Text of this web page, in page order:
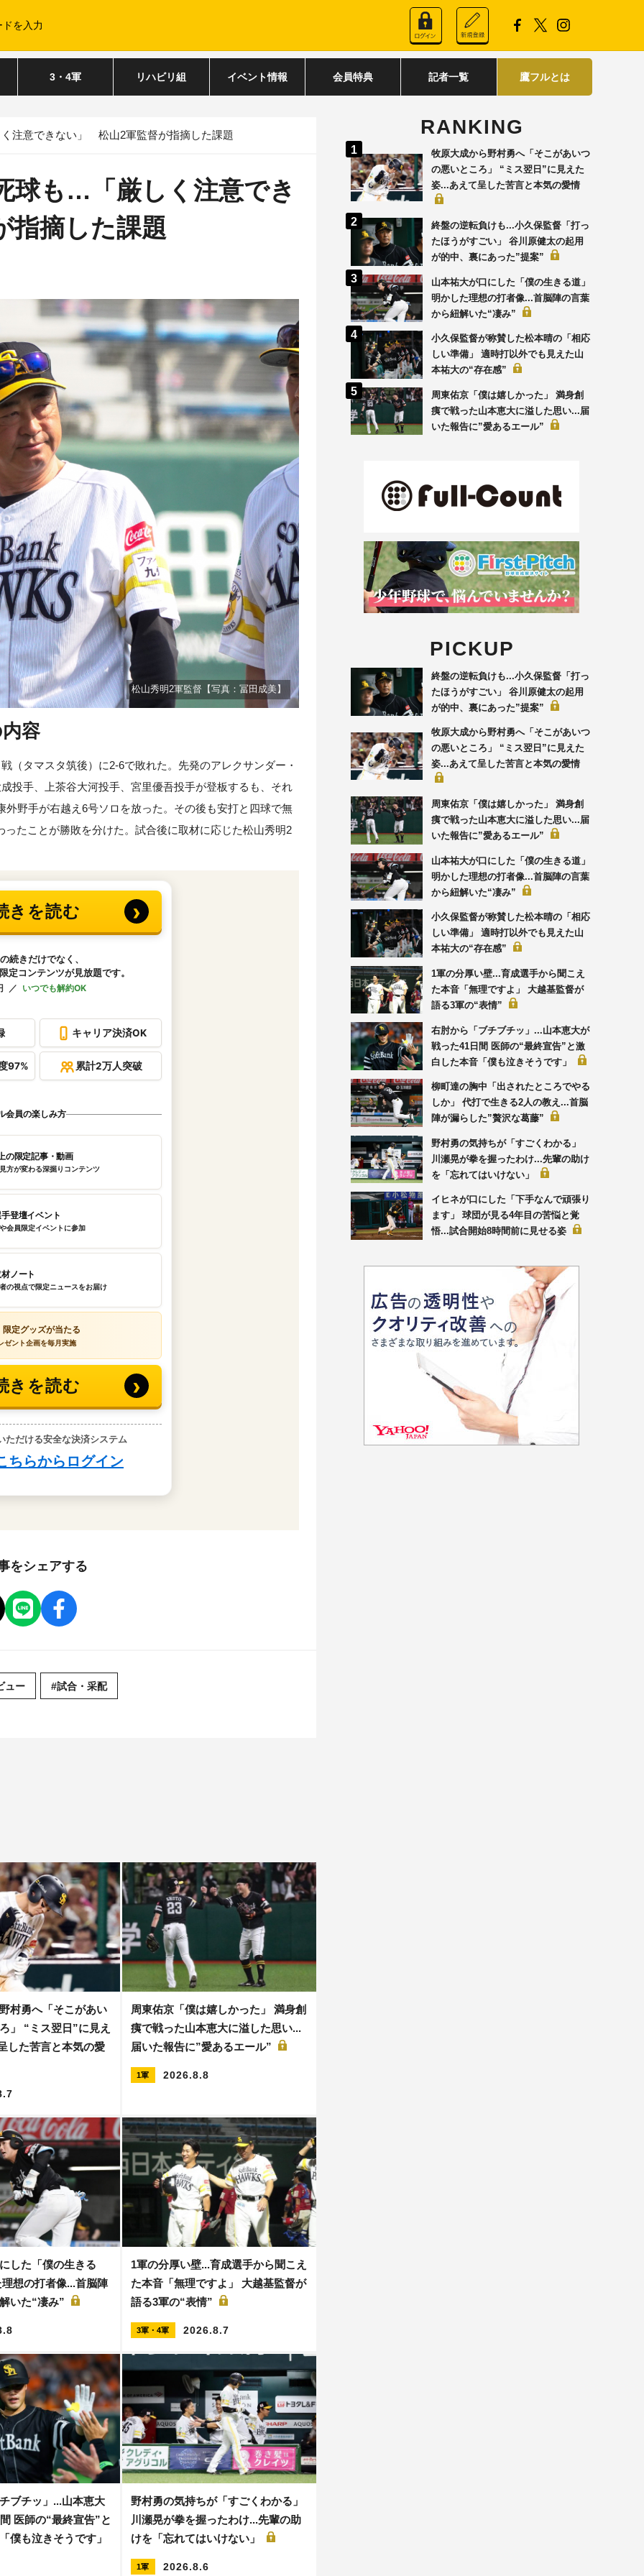
3・4軍 リハビリ組 イベント情報 会員特典 記者一覧 鷹フルとは
注意できない」 松山2軍監督が指摘した課題
球も…「厳しく注意でき
摘した課題
松山秀明2軍監督【写真：冨田成美】
容
タマスタ筑後）に2-6で敗れた。先発のアレクサンダー・
投手、上茶谷大河投手、宮里優吾投手が登板するも、それ
野手が右越え6号ソロを放った。その後も安打と四球で無
たことが勝敗を分けた。試合後に取材に応じた松山秀明2
をシェアする
ュー #試合・采配
村勇へ「そこがあい
」 “ミス翌日”に見え
した苦言と本気の愛
周東佑京「僕は嬉しかった」 満身創
痍で戦った山本恵大に溢した思い...
届いた報告に”愛あるエール”
1軍 2026.8.8
した「僕の生きる
想の打者像...首脳陣
いた“凄み”
1軍の分厚い壁...育成選手から聞こえ
た本音「無理ですよ」 大越基監督が
語る3軍の“表情”
3軍・4軍 2026.8.7
ブチッ」...山本恵大
医師の“最終宣告”と
僕も泣きそうです」
野村勇の気持ちが「すごくわかる」
川瀬晃が拳を握ったわけ...先輩の助
けを「忘れてはいけない」
1軍 2026.8.6
RANKING
牧原大成から野村勇へ「そこがあいつ
の悪いところ」 “ミス翌日”に見えた
姿...あえて呈した苦言と本気の愛情
終盤の逆転負けも...小久保監督「打っ
たほうがすごい」 谷川原健太の起用
が的中、裏にあった”提案”
山本祐大が口にした「僕の生きる道」
明かした理想の打者像...首脳陣の言葉
から紐解いた“凄み”
小久保監督が称賛した松本晴の「相応
しい準備」 適時打以外でも見えた山
本祐大の“存在感”
周東佑京「僕は嬉しかった」 満身創
痍で戦った山本恵大に溢した思い...届
いた報告に”愛あるエール”
PICKUP
終盤の逆転負けも...小久保監督「打っ
たほうがすごい」 谷川原健太の起用
が的中、裏にあった”提案”
牧原大成から野村勇へ「そこがあいつ
の悪いところ」 “ミス翌日”に見えた
姿...あえて呈した苦言と本気の愛情
周東佑京「僕は嬉しかった」 満身創
痍で戦った山本恵大に溢した思い...届
いた報告に”愛あるエール”
山本祐大が口にした「僕の生きる道」
明かした理想の打者像...首脳陣の言葉
から紐解いた“凄み”
小久保監督が称賛した松本晴の「相応
しい準備」 適時打以外でも見えた山
本祐大の“存在感”
1軍の分厚い壁...育成選手から聞こえ
た本音「無理ですよ」 大越基監督が
語る3軍の“表情”
右肘から「ブチブチッ」...山本恵大が
戦った41日間 医師の“最終宣告”と激
白した本音「僕も泣きそうです」
柳町達の胸中「出されたところでやる
しか」 代打で生きる2人の教え...首脳
陣が漏らした”贅沢な葛藤”
野村勇の気持ちが「すごくわかる」
川瀬晃が拳を握ったわけ...先輩の助け
を「忘れてはいけない」
イヒネが口にした「下手なんで頑張り
ます」 球団が見る4年目の苦悩と覚
悟...試合開始8時間前に見せる姿